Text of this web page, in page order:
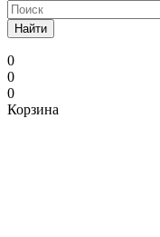
Найти
0
0
0
Корзина